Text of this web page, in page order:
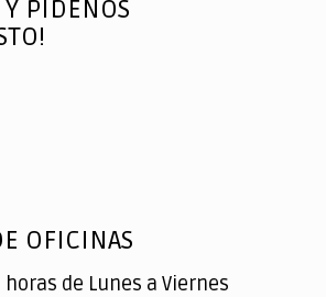
PIDENOS
OFICINAS
horas de Lunes a Viernes